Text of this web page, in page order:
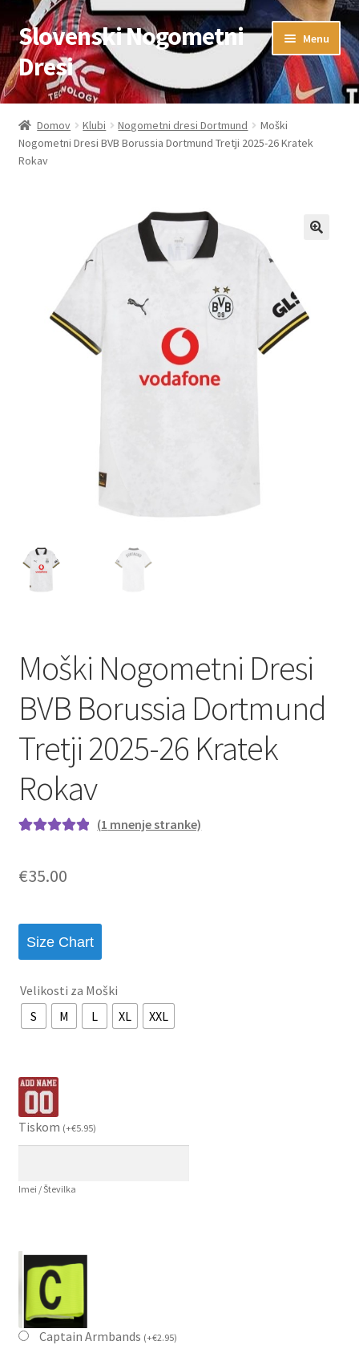
Skip
to
navigation
Skip
to
content
Slovenski Nogometni
Dresi
Menu
Domov
Blog
Moj račun
Domov Klubi Nogometni dresi Dortmund
Moški
Nogometni Dresi BVB Borussia Dortmund Tretji 2025-26 Kratek
Rokav
Moški Nogometni Dresi
BVB Borussia Dortmund
Tretji 2025-26 Kratek
Rokav
podlagi ocene
(1 mnenje stranke)
€35.00
Size Chart
Velikosti za Moški
S
M L XL XXL
Tiskom (+€5.95)
Imei / Številka
Captain Armbands (+€2.95)